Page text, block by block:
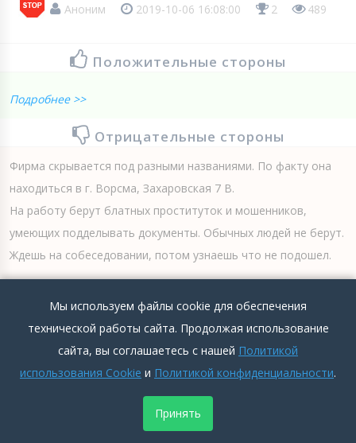
Аноним 2019-10-06 16:08:00 2 489
Положительные стороны
Подробнее >>
Отрицательные стороны
Фирма скрывается под разными названиями. По факту она
находиться в г. Ворсма, Захаровская 7 В.
На работу берут блатных проституток и мошенников,
умеющих подделывать документы. Обычных людей не берут.
Ждешь на собеседовании, потом узнаешь что не подошел.
0 Добавить комментарий
ПОКАЗАТЬ КОММЕНТАРИИ
Мы используем файлы cookie для обеспечения
технической работы сайта. Продолжая использование
сайта, вы соглашаетесь с нашей Политикой
использования Cookie и Политикой конфиденциальности.
Принять